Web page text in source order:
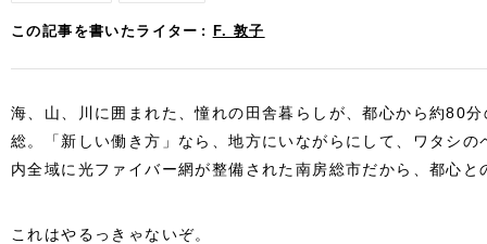
この記事を書いたライター F. 敦子
海、山、川に囲まれた、憧れの田舎暮らしが、都心から約80
総。「新しい働き方」なら、地方にいながらにして、ワタシ
内全域に光ファイバー網が整備された南房総市だから、都心
これはやるっきゃないぞ。